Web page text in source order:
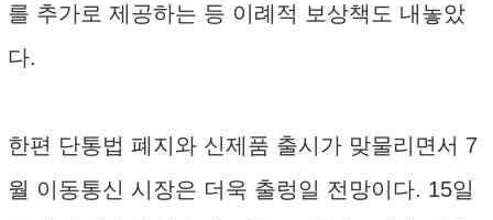
를 추가로 제공하는 등 이례적 보상책도 내놓았
다.
한편 단통법 폐지와 신제품 출시가 맞물리면서 7
월 이동통신 시장은 더욱 출렁일 전망이다. 15일